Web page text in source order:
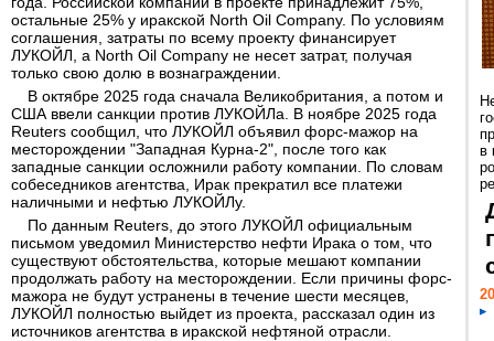
остальные 25% у иракской North Oil Company. По условиям
соглашения, затраты по всему проекту финансирует
ЛУКОЙЛ, а North Oil Company не несет затрат, получая
только свою долю в вознаграждении.
В октябре 2025 года сначала Великобритания, а потом и
США ввели санкции против ЛУКОЙЛа. В ноябре 2025 года
Reuters сообщил, что ЛУКОЙЛ объявил форс-мажор на
месторождении "Западная Курна-2", после того как
западные санкции осложнили работу компании. По словам
собеседников агентства, Ирак прекратил все платежи
наличными и нефтью ЛУКОЙЛу.
По данным Reuters, до этого ЛУКОЙЛ официальным
письмом уведомил Министерство нефти Ирака о том, что
существуют обстоятельства, которые мешают компании
продолжать работу на месторождении. Если причины форс-
мажора не будут устранены в течение шести месяцев,
ЛУКОЙЛ полностью выйдет из проекта, рассказал один из
источников агентства в иракской нефтяной отрасли.
в